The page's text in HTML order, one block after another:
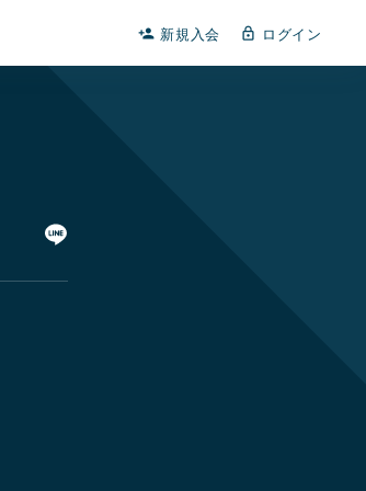
person_add 新規入会 lock_outline ログイン